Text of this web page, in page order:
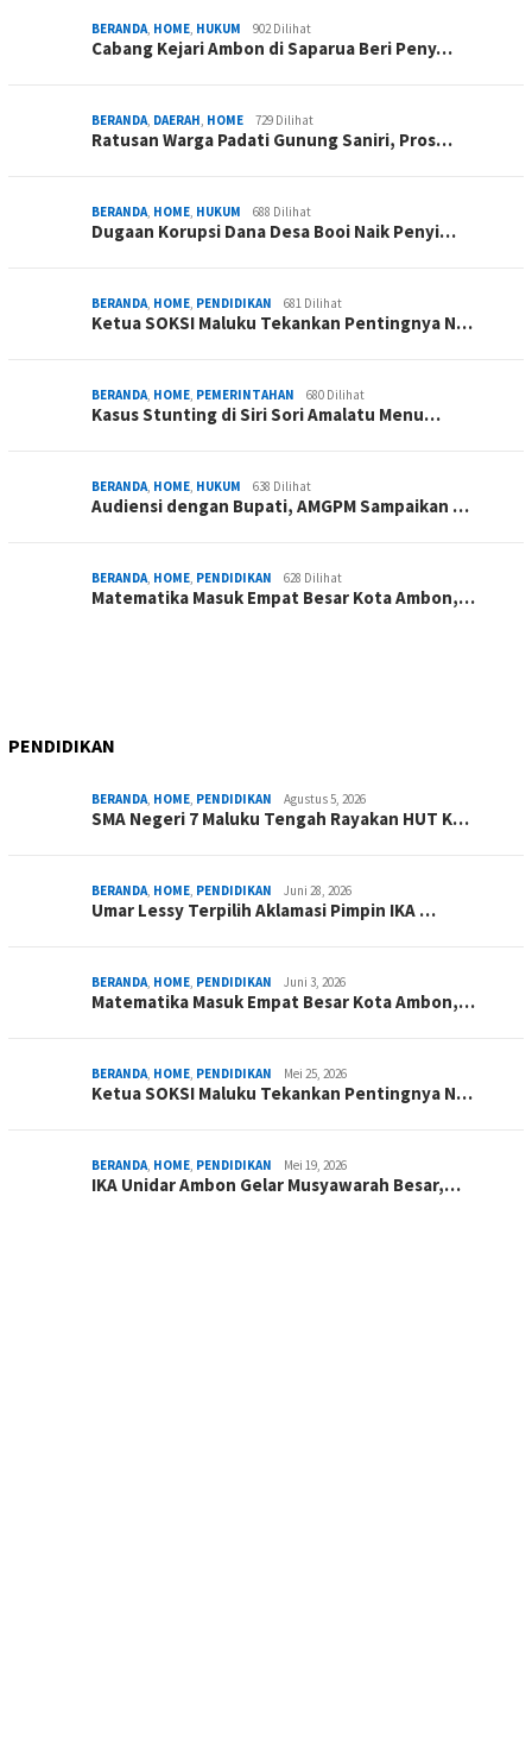
BERANDA, HOME, HUKUM 902 Dilihat
Cabang Kejari Ambon di Saparua Beri Peny…
BERANDA, DAERAH, HOME 729 Dilihat
Ratusan Warga Padati Gunung Saniri, Pros…
BERANDA, HOME, HUKUM 688 Dilihat
Dugaan Korupsi Dana Desa Booi Naik Penyi…
BERANDA, HOME, PENDIDIKAN 681 Dilihat
Ketua SOKSI Maluku Tekankan Pentingnya N…
BERANDA, HOME, PEMERINTAHAN 680 Dilihat
Kasus Stunting di Siri Sori Amalatu Menu…
BERANDA, HOME, HUKUM 638 Dilihat
Audiensi dengan Bupati, AMGPM Sampaikan …
BERANDA, HOME, PENDIDIKAN 628 Dilihat
Matematika Masuk Empat Besar Kota Ambon,…
PENDIDIKAN
BERANDA, HOME, PENDIDIKAN Agustus 5, 2026
SMA Negeri 7 Maluku Tengah Rayakan HUT K…
BERANDA, HOME, PENDIDIKAN Juni 28, 2026
Umar Lessy Terpilih Aklamasi Pimpin IKA …
BERANDA, HOME, PENDIDIKAN Juni 3, 2026
Matematika Masuk Empat Besar Kota Ambon,…
BERANDA, HOME, PENDIDIKAN Mei 25, 2026
Ketua SOKSI Maluku Tekankan Pentingnya N…
BERANDA, HOME, PENDIDIKAN Mei 19, 2026
IKA Unidar Ambon Gelar Musyawarah Besar,…